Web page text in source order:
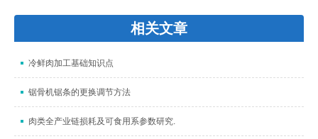
相关文章
冷鲜肉加工基础知识点
锯骨机锯条的更换调节方法
肉类全产业链损耗及可食用系参数研究.